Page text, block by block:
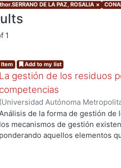
DE LA PAZ, ROSALIA ×
1
Item Add to my list
La gestión de los residuos
competencias
(Universidad Autónoma
de Servicios de Información.,
Análisis de la forma de gestión
los mecanismos de gestión
ponderando aquellos elementos